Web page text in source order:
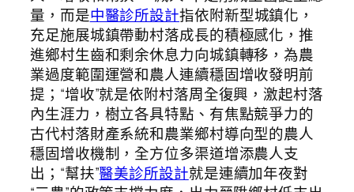
量，而是中醫診所設計指依附新型城鎮化，
充足施展城鎮帶動村落成長的積極感化，推
進鄉村生齒和剩余休息力向城鎮轉移，為農
業過度範圍運營和農人連續穩固增收發明前
提；“增收”就是依附村落周全復興，激起村落
內生涯力，樹立各具特點、有焦點競爭力的
古代村落財產系統和農業鄉村導向型的農人
穩固增收機制，全方位多渠道增添農人支
出；“幫扶”醫美診所設計就是連續加年夜對